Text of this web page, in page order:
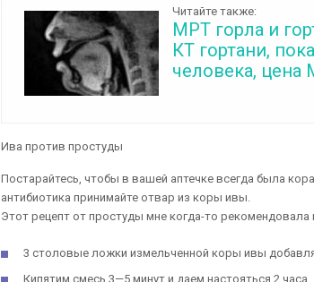
Читайте также:
МРТ горла и
КТ гортани,
человека, цена
Ива против простуды
Постарайтесь, чтобы в вашей аптечке всегда была
антибиотика принимайте отвар из коры ивы.
Этот рецепт от простуды мне когда-то рекомендовала
3 столовые ложки измельченной коры ивы
Кипятим смесь 3—5 минут и даем настояться 2 часа.